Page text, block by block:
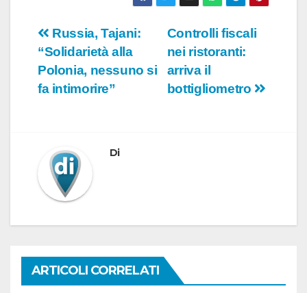
Navigazione
articoli
Controlli fiscali
nei ristoranti:
arriva il
bottigliometro
Russia, Tajani:
“Solidarietà alla
Polonia, nessuno si
fa intimorire”
Di
ARTICOLI CORRELATI